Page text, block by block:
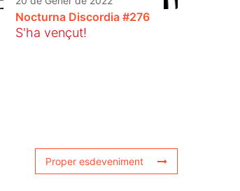
Nocturna Discordia #276
S'ha vençut!
Proper esdeveniment